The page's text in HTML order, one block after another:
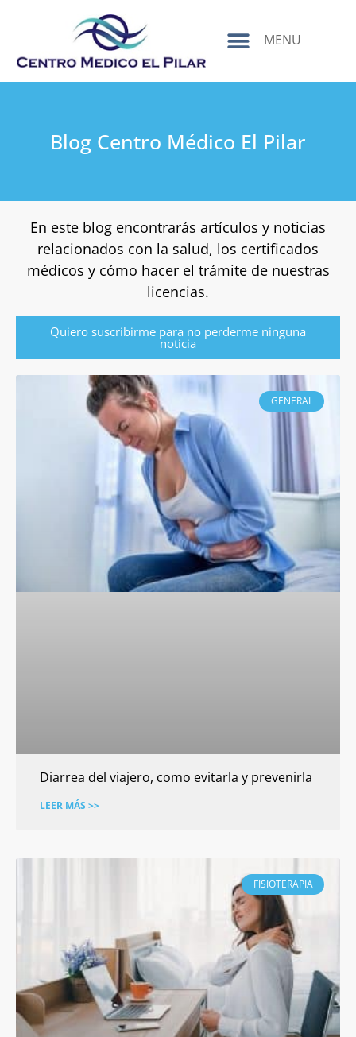
MENU
Blog Centro Médico El Pilar
En este blog encontrarás artículos y noticias
relacionados con la salud, los certificados
médicos y cómo hacer el trámite de nuestras
licencias.
Quiero suscribirme para no perderme ninguna
noticia
GENERAL
Diarrea del viajero, como evitarla y prevenirla
LEER MÁS >>
FISIOTERAPIA